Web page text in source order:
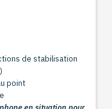
de stabilisation
point